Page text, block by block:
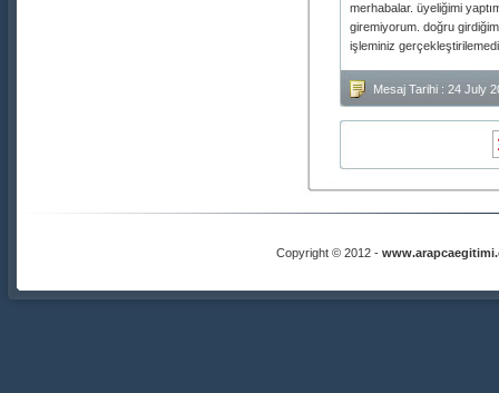
merhabalar. üyeliğimi
giremiyorum. doğru
işleminiz
Mesaj Tarihi : 24 July
Copyright © 2012 -